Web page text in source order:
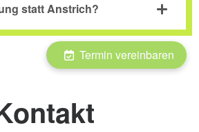
statt Anstrich?
Termin vereinbaren